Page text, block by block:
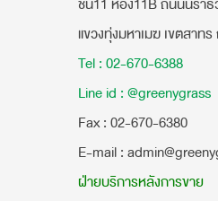
แขวงทุ่งมหาเมฆ เขตสาท
Tel : 02-670-6388
Line id : @greenygrass
​Fax : 02-670-6380
E-mail :
ฝ่ายบริการหลังการขาย